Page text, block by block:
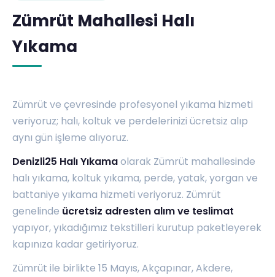
Zümrüt Mahallesi Halı
Yıkama
Zümrüt ve çevresinde profesyonel yıkama hizmeti
veriyoruz; halı, koltuk ve perdelerinizi ücretsiz alıp
aynı gün işleme alıyoruz.
Denizli25 Halı Yıkamaolarak Zümrüt mahallesinde
halı yıkama, koltuk yıkama, perde, yatak, yorgan ve
battaniye yıkama hizmeti veriyoruz. Zümrüt
genelinde ücretsiz adresten alım ve teslimat
yapıyor, yıkadığımız tekstilleri kurutup paketleyerek
kapınıza kadar getiriyoruz.
Zümrüt ile birlikte 15 Mayıs,Akçapınar,Akdere,